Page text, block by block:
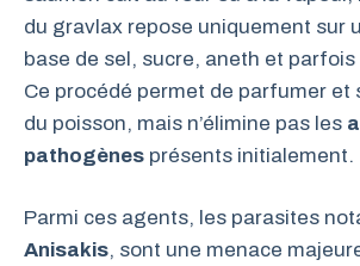
du gravlax repose uniquement sur
base de sel, sucre, aneth et parfois
Ce procédé permet de parfumer et
du poisson, mais n’élimine pas les
pathogènes présents initialement.
Parmi ces agents, les parasites
Anisakis, sont une menace